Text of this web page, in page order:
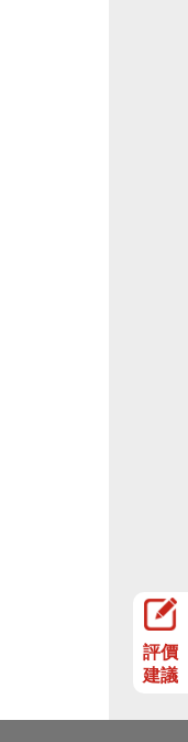
評價
建議